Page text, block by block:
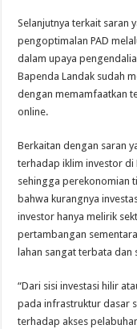
Selanjutnya terkait saran
pengoptimalan PAD
dalam upaya
Bapenda Landak sudah
dengan memamfaatkan
online.
Berkaitan dengan saran
terhadap iklim investor di
sehingga perekonomian
bahwa kurangnya
investor hanya melirik
pertambangan
lahan sangat terbata
“Dari sisi investasi hilir
pada infrastruktur dasar
terhadap akses